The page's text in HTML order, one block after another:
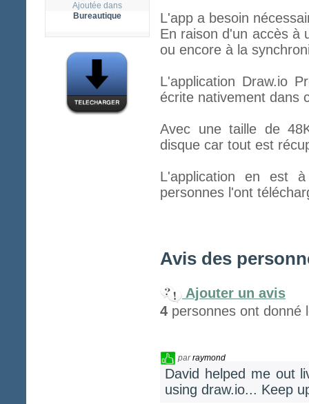
Ajoutée dans
Bureautique
L'app a besoin
En raison d'un accès à
ou encore à la
L'application Draw.io
écrite nativement dans
Avec une taille de
disque car tout est
L'application en est
personnes l'ont
Avis des
Ajouter un avis
4 personnes ont donné
parraymond
David helped me out
using draw.io... Keep